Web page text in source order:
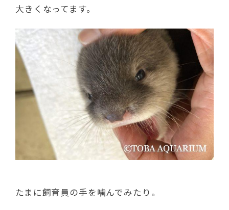
大きくなってます。
たまに飼育員の手を噛んでみたり。